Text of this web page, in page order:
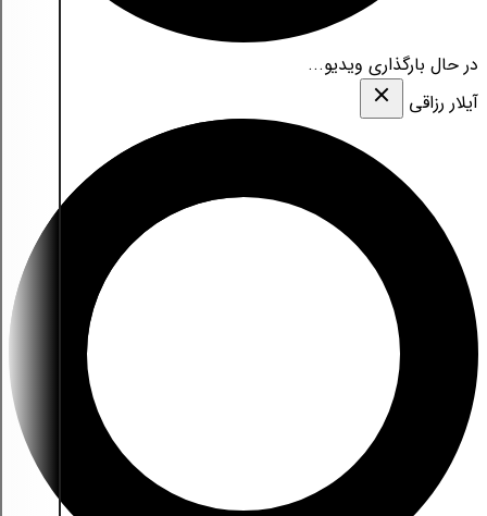
در حال بارگذاری ویدیو...
آیلار رزاقی